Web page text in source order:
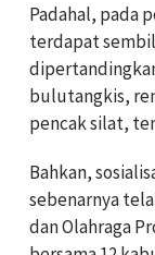
Padahal, pada
terdapat
bulutangkis,
pencak silat,
Bahkan,
sebenarnya
dan Olahraga